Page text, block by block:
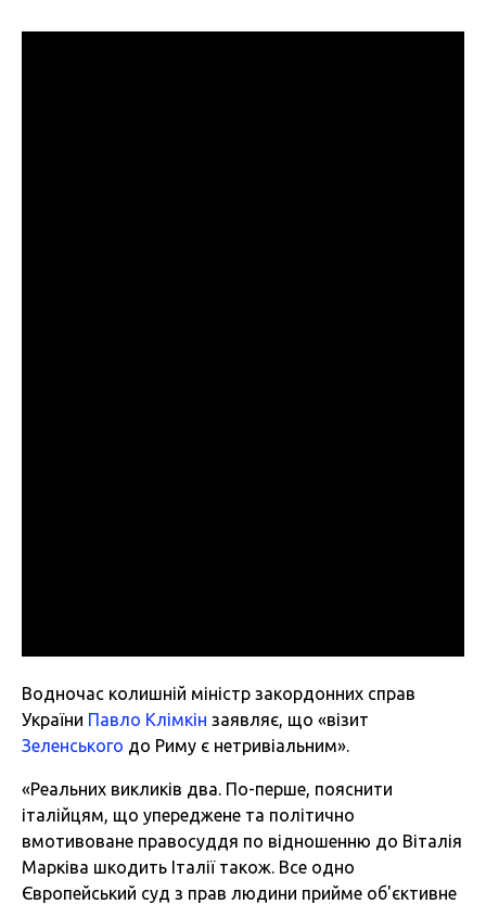
Водночас колишній міністр закордонних справ
України Павло Клімкін заявляє, що «візит
Зеленського до Риму є нетривіальним».
«Реальних викликів два. По-перше, пояснити
італійцям, що упереджене та політично
вмотивоване правосуддя по відношенню до Віталія
Марківа шкодить Італії також. Все одно
Європейський суд з прав людини прийме об'єктивне